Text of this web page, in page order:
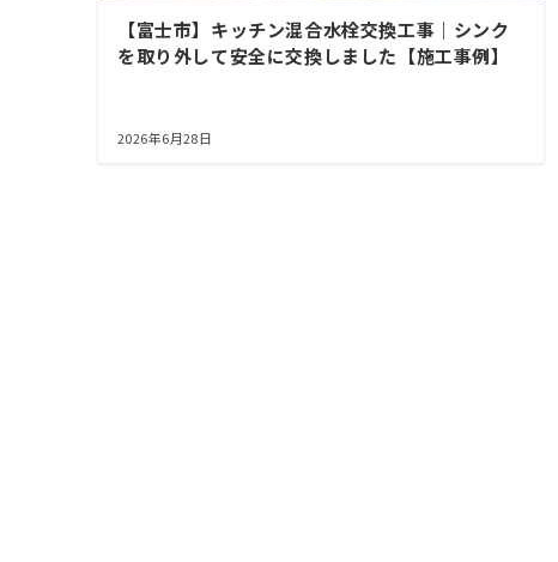
【富士市】キッチン混合水栓交換工事｜シンク
を取り外して安全に交換しました【施工事例】
2026年6月28日